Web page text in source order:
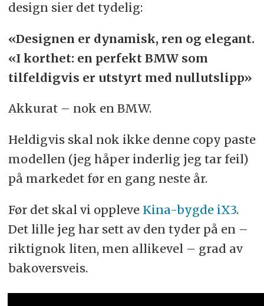
design sier det tydelig:
«Designen er dynamisk, ren og elegant.
«I korthet: en perfekt BMW som
tilfeldigvis er utstyrt med nullutslipp»
Akkurat – nok en BMW.
Heldigvis skal nok ikke denne copy paste
modellen (jeg håper inderlig jeg tar feil)
på markedet før en gang neste år.
Før det skal vi oppleve Kina-bygde iX3.
Det lille jeg har sett av den tyder på en –
riktignok liten, men allikevel – grad av
bakoversveis.